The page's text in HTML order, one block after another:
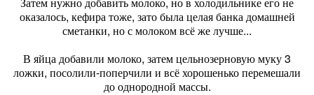
оказалось, кефира тоже, зато была целая банка домашней
сметанки, но с молоком всё же лучше...
В яйца добавили молоко, затем цельнозерновую муку 3
ложки, посолили-поперчили и всё хорошенько перемешали
до однородной массы.